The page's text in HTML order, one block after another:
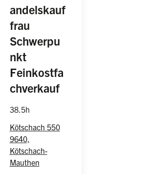
andelskauf
frau
Schwerpu
nkt
Feinkostfa
chverkauf(weiblich/
38.5h
Kötschach 550
9640,
Kötschach-
Mauthen